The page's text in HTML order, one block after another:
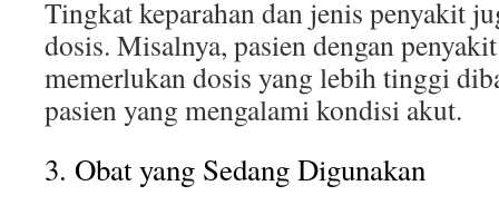
Tingkat keparahan dan jenis penyakit
dosis. Misalnya, pasien dengan
memerlukan dosis yang lebih tinggi
pasien yang mengalami kondisi akut.
3. Obat yang Sedang Digunakan